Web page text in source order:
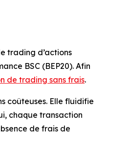
trading d’actions
BSC (BEP20). Afin
de trading sans frais.
coûteuses. Elle fluidifie
chaque transaction
de frais de